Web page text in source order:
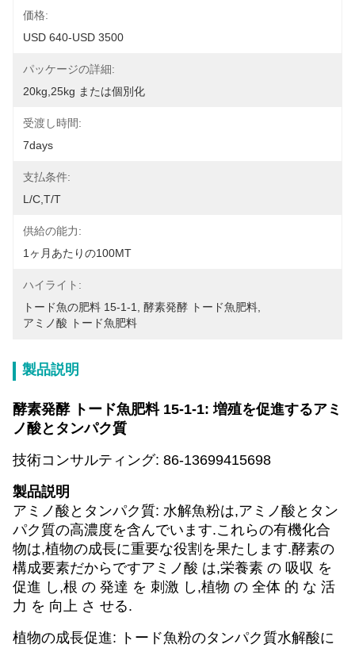
価格:
USD 640-USD 3500
パッケージの詳細:
20kg,25kg または個別化
受渡し時間:
7days
支払条件:
L/C,T/T
供給の能力:
1ヶ月あたりの100MT
ハイライト:
トード魚の肥料 15-1-1
酵素発酵 トード魚肥料
アミノ酸 トード魚肥料
製品説明
酵素発酵 トード魚肥料 15-1-1: 増殖を促進するアミ
ノ酸とタンパク質
技術コンサルティング: 86-13699415698
製品説明
アミノ酸とタンパク質: 水解魚粉は,アミノ酸とタン
パク質の高濃度を含んでいます.これらの有機化合
物は,植物の成長に重要な役割を果たします.酵素の
構成要素だからですアミノ酸 は,栄養素 の 吸収 を
促進 し,根 の 発達 を 刺激 し,植物 の 全体 的 な 活
力 を 向上 さ せる.
植物の成長促進: トード魚粉のタンパク質水解酸に